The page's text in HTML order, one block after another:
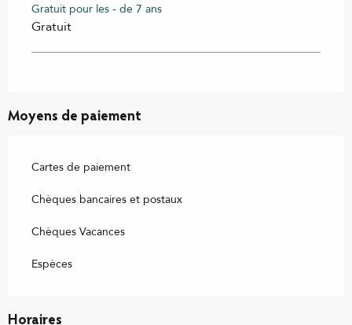
Gratuit pour les - de 7 ans
Gratuit
Moyens de paiement
Cartes de paiement
Chèques bancaires et postaux
Chèques Vacances
Espèces
Horaires